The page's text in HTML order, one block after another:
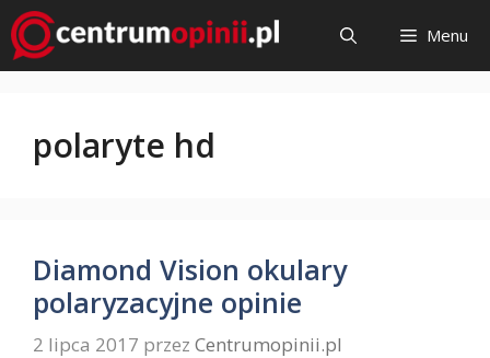
Przejdź
do
treści
Menu
polaryte hd
Diamond Vision okulary
polaryzacyjne opinie
2 lipca 2017 przez Centrumopinii.pl